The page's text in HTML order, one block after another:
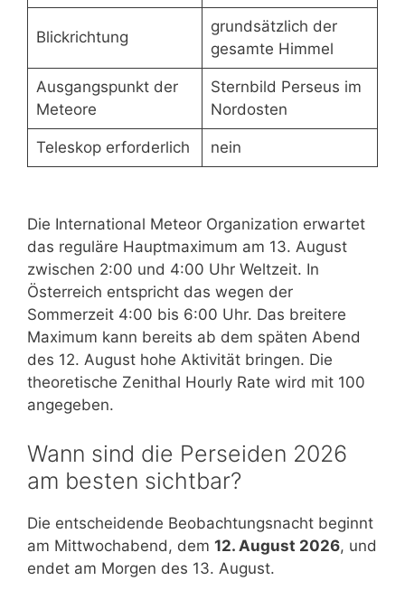
Blickrichtung
grundsätzlich der
gesamte Himmel
Ausgangspunkt der
Meteore
Sternbild Perseus im
Nordosten
Teleskop erforderlich nein
Die International Meteor Organization erwartet
das reguläre Hauptmaximum am 13. August
zwischen 2:00 und 4:00 Uhr Weltzeit. In
Österreich entspricht das wegen der
Sommerzeit 4:00 bis 6:00 Uhr. Das breitere
Maximum kann bereits ab dem späten Abend
des 12. August hohe Aktivität bringen. Die
theoretische Zenithal Hourly Rate wird mit 100
angegeben.
Wann sind die Perseiden 2026
am besten sichtbar?
Die entscheidende Beobachtungsnacht beginnt
am Mittwochabend, dem 12. August 2026, und
endet am Morgen des 13. August.